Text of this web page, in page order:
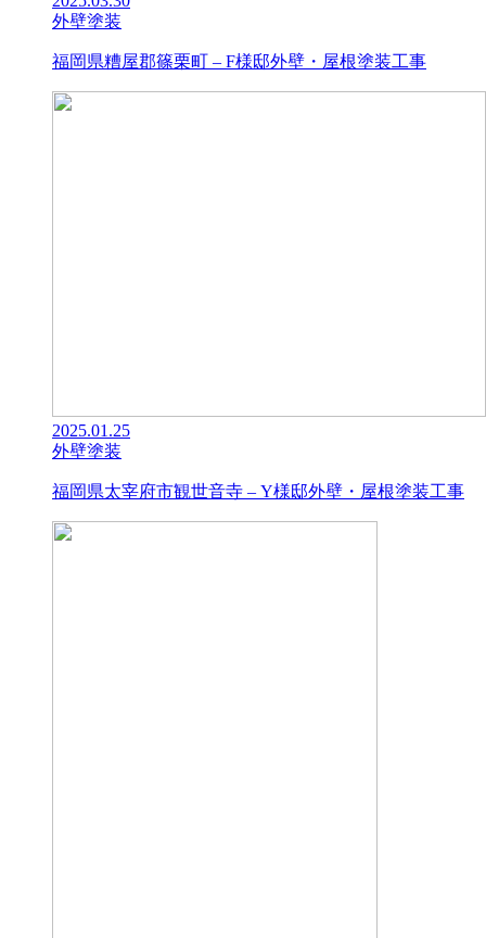
外壁塗装
福岡県糟屋郡篠栗町 – F様邸外壁・屋根塗装工事
2025.01.25
外壁塗装
福岡県太宰府市観世音寺 – Y様邸外壁・屋根塗装工事